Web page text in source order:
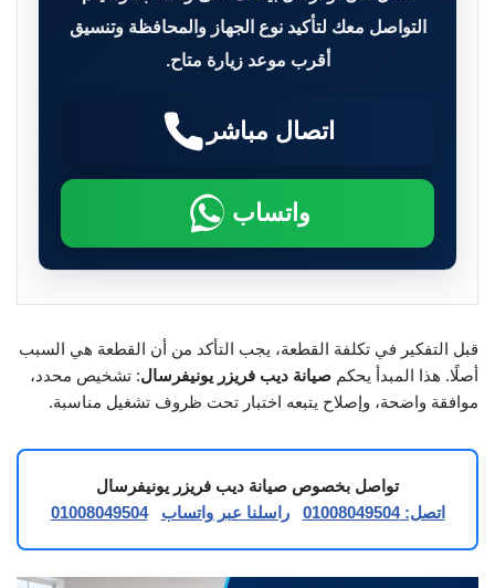
التواصل معك لتأكيد نوع الجهاز والمحافظة وتنسيق
أقرب موعد زيارة متاح.
اتصال مباشر
واتساب
قبل التفكير في تكلفة القطعة، يجب التأكد من أن القطعة هي السبب
أصلًا. هذا المبدأ يحكم صيانة ديب فريزر يونيفرسال: تشخيص محدد،
موافقة واضحة، وإصلاح يتبعه اختبار تحت ظروف تشغيل مناسبة.
تواصل بخصوص صيانة ديب فريزر يونيفرسال
اتصل: 01008049504
راسلنا عبر واتساب 01008049504